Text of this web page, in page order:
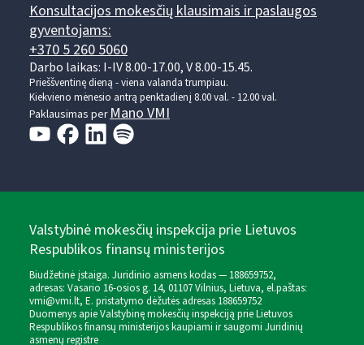
Konsultacijos mokesčių klausimais ir paslaugos
gyventojams:
+370 5 260 5060
Darbo laikas: I-IV 8.00-17.00, V 8.00-15.45.
Prieššventinę dieną - viena valanda trumpiau.
Kiekvieno mėnesio antrą penktadienį 8.00 val. - 12.00 val.
Paklausimas perMano VMI
Valstybinė mokesčių inspekcija prie Lietuvos
Respublikos finansų ministerijos
Biudžetinė įstaiga. Juridinio asmens kodas — 188659752,
adresas: Vasario 16-osios g. 14, 01107 Vilnius, Lietuva, el.paštas:
vmi@vmi.lt, E. pristatymo dėžutės adresas 188659752
Duomenys apie Valstybinę mokesčių inspekciją prie Lietuvos
Respublikos finansų ministerijos kaupiami ir saugomi Juridinių
asmenų registre